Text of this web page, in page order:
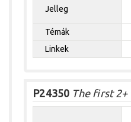
Jelleg
Témák
Linkek
P24350 The first